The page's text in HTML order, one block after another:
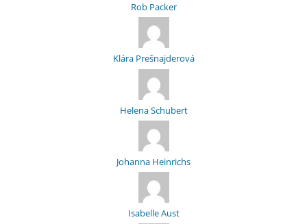
Rob Packer
Klára Prešnajderová
Helena Schubert
Johanna Heinrichs
Isabelle Aust